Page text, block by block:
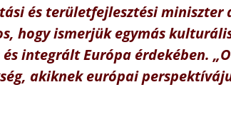
és területfejlesztési miniszter
hogy ismerjük egymás
integrált Európa érdekében.
akiknek európai